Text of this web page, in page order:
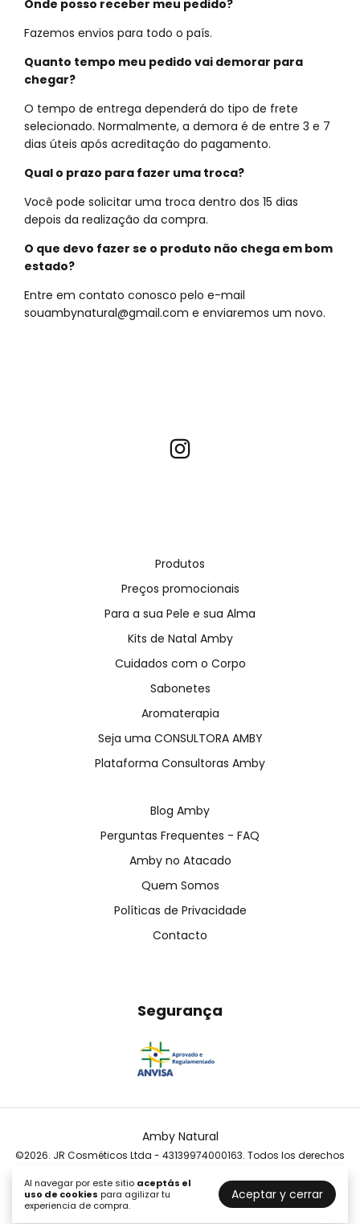
Al navegar por este sitio aceptás el
uso de cookies para agilizar tu
experiencia de compra.
Aceptar y cerrar
Onde posso receber meu pedido?
Fazemos envios para todo o país.
Quanto tempo meu pedido vai demorar para
chegar?
O tempo de entrega dependerá do tipo de frete
selecionado. Normalmente, a demora é de entre 3 e 7
dias úteis após acreditação do pagamento.
Qual o prazo para fazer uma troca?
Você pode solicitar uma troca dentro dos 15 dias
depois da realização da compra.
O que devo fazer se o produto não chega em bom
estado?
Entre em contato conosco pelo e-mail
souambynatural@gmail.com e enviaremos um novo.
Produtos
Preços promocionais
Para a sua Pele e sua Alma
Kits de Natal Amby
Cuidados com o Corpo
Sabonetes
Aromaterapia
Seja uma CONSULTORA AMBY
Plataforma Consultoras Amby
Blog Amby
Perguntas Frequentes - FAQ
Amby no Atacado
Quem Somos
Políticas de Privacidade
Contacto
Segurança
Amby Natural
©2026. JR Cosméticos Ltda - 43139974000163. Todos los derechos